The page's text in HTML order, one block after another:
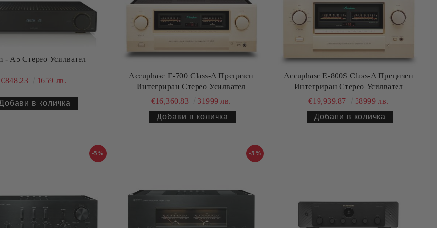
- A5 Стерео Усилвател
€848.23 1659 лв.
Accuphase E-700 Class-A Прецизен
Интегриран Стерео Усилвател
€16,360.83
31999 лв.
Accuphase E-800S Class-A Прецизен
Интегриран Стерео Усилвател
€19,939.87
38999 лв.
-5% -5%